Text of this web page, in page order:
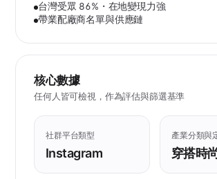
台灣受眾 86%・在地變現力強
帶業配廠商名單與供應鏈
核心數據
任何人皆可檢視，作為評估與篩選基準
社群平台類型
Instagram
產業分類與
穿搭時